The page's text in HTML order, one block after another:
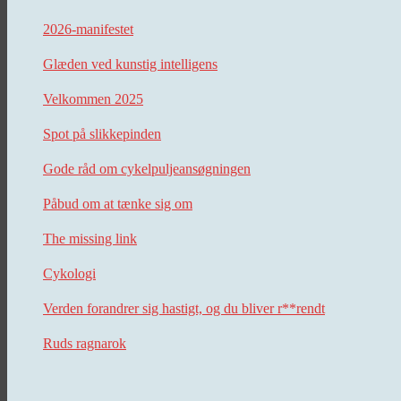
2026-manifestet
Glæden ved kunstig intelligens
Velkommen 2025
Spot på slikkepinden
Gode råd om cykelpuljeansøgningen
Påbud om at tænke sig om
The missing link
Cykologi
Verden forandrer sig hastigt, og du bliver r**rendt
Ruds ragnarok